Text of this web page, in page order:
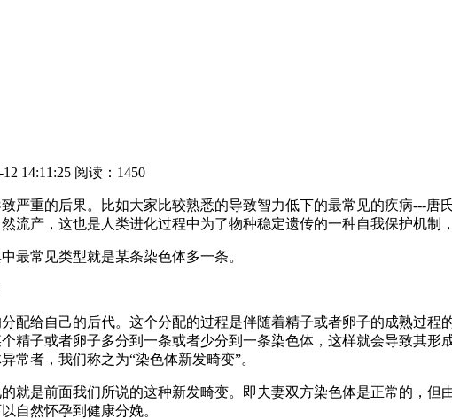
14:11:25 阅读：1450
严重的后果。比如大家比较熟悉的导致智力低下的最常见的疾病---
流产，这也是人类进化过程中为了物种稳定遗传的一种自我保护机制
最常见类型就是某条染色体多一条。
配给自己的后代。这个分配的过程是伴随着精子或者卵子的成熟过程
精子或者卵子多分到一条或者少分到一条染色体，这样就会导致其
常者，我们称之为“染色体新发畸变”。
就是前面我们所说的这种新发畸变。即夫妻双方染色体是正常的，
自然怀孕到健康分娩。